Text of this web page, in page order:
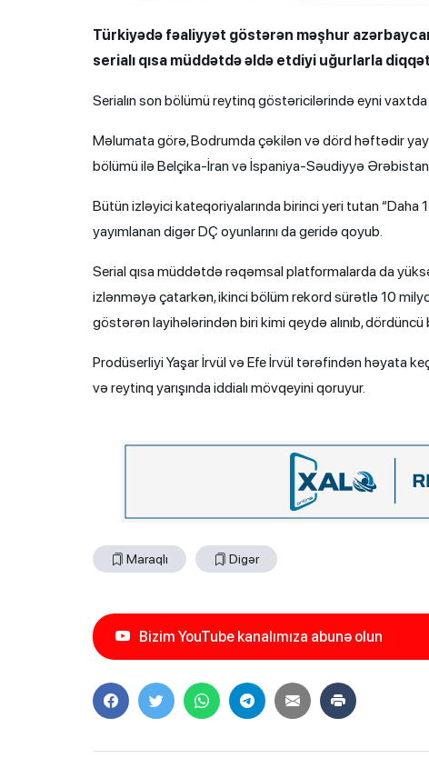
Türkiyədə fəaliyyət göstərən məşhur
serialı qısa müddətdə əldə etdiyi uğurlarla
Serialın son bölümü reytinq göstəricilərində eyni vaxtda
Məlumata görə, Bodrumda çəkilən və dörd həftədir
bölümü ilə Belçika-İran və İspaniya-Səudiyyə
Bütün izləyici kateqoriyalarında birinci yeri tutan “Daha
yayımlanan digər DÇ oyunlarını da geridə qoyub.
Serial qısa müddətdə rəqəmsal platformalarda da
izlənməyə çatarkən, ikinci bölüm rekord sürətlə 10
göstərən layihələrindən biri kimi qeydə alınıb,
Prodüserliyi Yaşar İrvül və Efe İrvül tərəfindən həyata
və reytinq yarışında iddialı mövqeyini qoruyur.
Maraqlı Digər
Bizim YouTube kanalımıza abunə olun